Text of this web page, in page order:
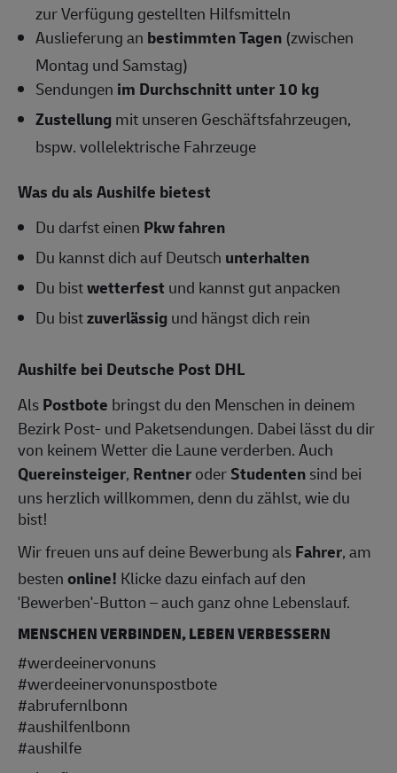
zur Verfügung gestellten Hilfsmitteln
Auslieferung an bestimmten Tagen (zwischen
Montag und Samstag)
Sendungen im Durchschnitt unter 10 kg
Zustellungmit unseren Geschäftsfahrzeugen,
bspw. vollelektrische Fahrzeuge
Was du als Aushilfe bietest
Du darfst einen Pkw fahren
Du kannst dich auf Deutsch unterhalten
Du bistwetterfest und kannst gut anpacken
Du bistzuverlässigund hängst dich rein
Aushilfe bei Deutsche Post DHL
AlsPostbote bringst du den Menschen in deinem
Bezirk Post- und Paketsendungen. Dabei lässt du dir
von keinem Wetter die Laune verderben. Auch
Quereinsteiger, RentneroderStudentensind bei
uns herzlich willkommen, denn du zählst, wie du
bist!
Wir freuen uns auf deine Bewerbung alsFahrer, am
bestenonline! Klicke dazu einfach auf den
'Bewerben'-Button – auch ganz ohne Lebenslauf.
MENSCHEN VERBINDEN, LEBEN VERBESSERN
#werdeeinervonuns
#werdeeinervonunspostbote
#abrufernlbonn
#aushilfenlbonn
#aushilfe